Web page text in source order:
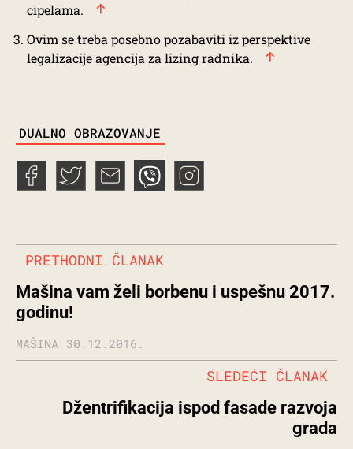
cipelama.
Ovim se treba posebno pozabaviti iz perspektive
legalizacije agencija za lizing radnika.
DUALNO OBRAZOVANJE
PRETHODNI ČLANAK
Mašina vam želi borbenu i uspešnu 2017.
godinu!
MAŠINA 30.12.2016.
Džentrifikacija ispod fasade razvoja
grada
SLEDEĆI ČLANAK